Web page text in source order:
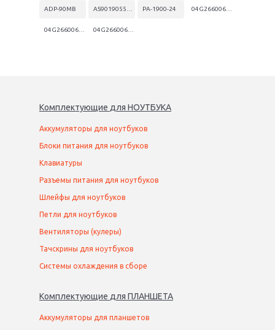
ADP-90MB PA-1900-24
Комплектующие для НОУТБУКА
Аккумуляторы для ноутбуков
Блоки питания для ноутбуков
Клавиатуры
Разъемы питания для ноутбуков
Шлейфы для ноутбуков
Петли для ноутбуков
Вентиляторы (кулеры)
Тачскрины для ноутбуков
Системы охлаждения в сборе
Комплектующие для ПЛАНШЕТА
Аккумуляторы для планшетов